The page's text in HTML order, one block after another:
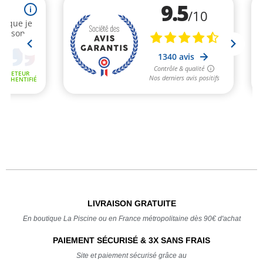
LIVRAISON GRATUITE
En boutique La Piscine ou en France métropolitaine dès 90€ d'achat
PAIEMENT SÉCURISÉ & 3X SANS FRAIS
Site et paiement sécurisé grâce au